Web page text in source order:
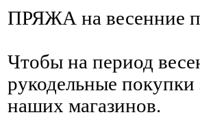
ПРЯЖА на весенние
Чтобы на период
рукодельные покупки
наших магазинов.